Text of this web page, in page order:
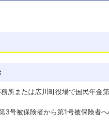
所または広川町役場で国民年金
3号被保険者から第1号被保険者